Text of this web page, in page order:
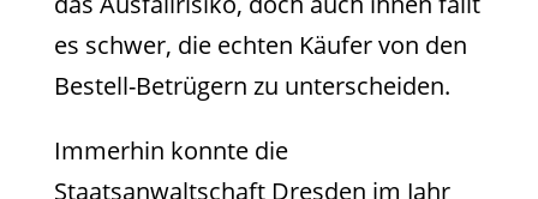
es schwer, die echten Käufer von den
Bestell-Betrügern zu unterscheiden.
Immerhin konnte die
Staatsanwaltschaft Dresden im Jahr